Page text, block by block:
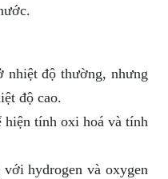
độ thường, nhưng
độ cao.
hiện tính oxi hoá và tính
hydrogen và oxygen